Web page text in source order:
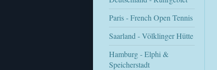
Paris - French Open Tennis
Saarland - Völklinger Hütte
Hamburg - Elphi &
Speicherstadt